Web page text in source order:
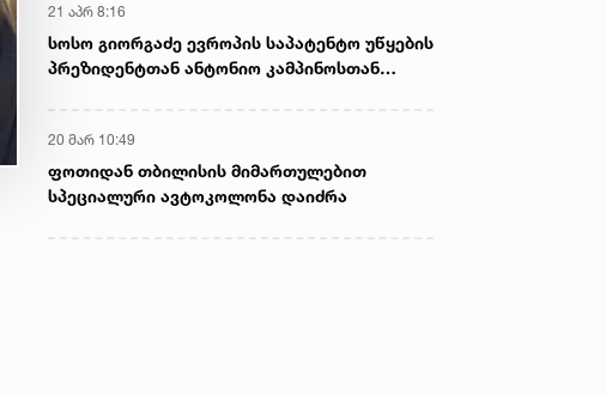
21 აპრ 8:16
სოსო გიორგაძე ევროპის საპატენტო უწყების
პრეზიდენტთან ანტონიო კამპინოსთან
20 მარ 10:49
ფოთიდან თბილისის მიმართულებით
სპეციალური ავტოკოლონა დაიძრა